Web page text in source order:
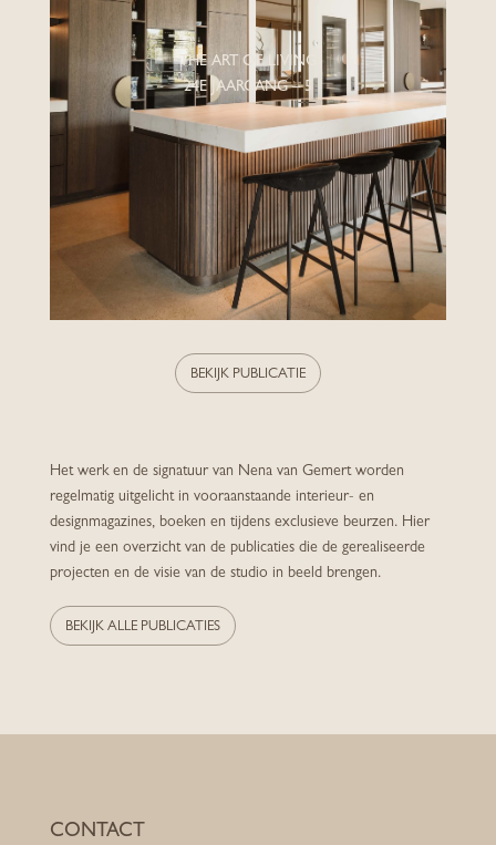
THE ART OF LIVING
24E JAARGANG – 5
BEKIJK PUBLICATIE
Het werk en de signatuur van Nena van Gemert worden
regelmatig uitgelicht in vooraanstaande interieur- en
designmagazines, boeken en tijdens exclusieve beurzen. Hier
vind je een overzicht van de publicaties die de gerealiseerde
projecten en de visie van de studio in beeld brengen.
BEKIJK ALLE PUBLICATIES
CONTACT